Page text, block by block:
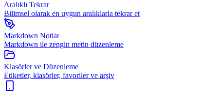
Aralıklı Tekrar
Bilimsel olarak en uygun aralıklarla tekrar et
Markdown Notlar
Markdown ile zengin metin düzenleme
Klasörler ve Düzenleme
Etiketler, klasörler, favoriler ve arşiv